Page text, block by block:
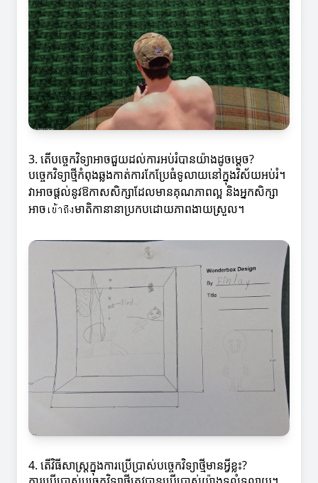
3. តើបច្ចេកវិទ្យាអាចជួយដល់ការអប់រំបានយ៉ាងដូចម្ដេច?
បច្ចេកវិទ្យាថ្មីកំពុងឆ្លងកាត់ការកែប្រែធំទូលាយនៅក្នុងវិស័យអប់រំ។
វាអាចផ្តល់នូវឱកាសសិក្សាដែលមានគុណភាពល្អ និងអ្នកសិក្សា
អាចเข้าถึงមាតិកានានាប្រកបដោយភាពងាយស្រួល។
4. តើវិធីសាស្ត្រក្នុងការប្រើប្រាស់បច្ចេកវិទ្យាថ្មីមានអ្វីខ្លះ?